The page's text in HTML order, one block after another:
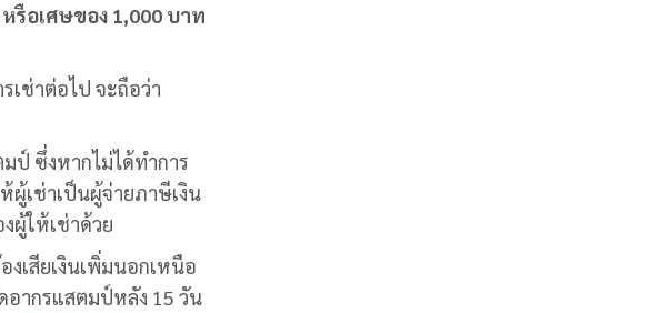
รือเศษของ 1,000 บาท
เช่าต่อไป จะถือว่า
ป์ ซึ่งหากไม่ได้ทำการ
ผู้เช่าเป็นผู้จ่ายภาษีเงิน
ผู้ให้เช่าด้วย
เสียเงินเพิ่มนอกเหนือ
อากรแสตมป์หลัง 15 วัน